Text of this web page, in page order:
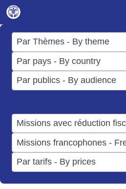
Aller
au
contenu
Par Thèmes - By theme
17
results
available
Par pays - By country
50
results
available
Par publics - By audience
results
result
available
result
available
Par tarifs - By prices
results
available